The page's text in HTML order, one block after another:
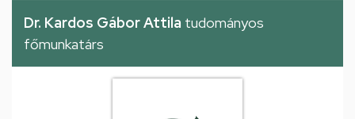
Dr. Kardos Gábor Attila tudományos
főmunkatárs